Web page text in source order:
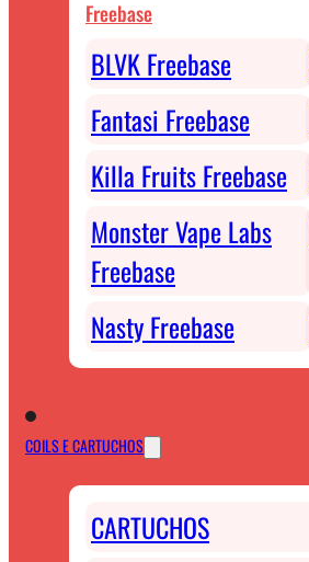
Freebase
BLVK Freebase
Fantasi Freebase
Killa Fruits Freebase
Monster Vape Labs
Freebase
Nasty Freebase
COILS E CARTUCHOS
CARTUCHOS